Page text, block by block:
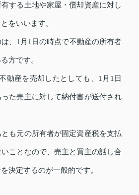
する土地や家屋・償却資産に対し
をいいます。
、1月1日の時点で不動産の所有者
方です。
動産を売却したとしても、1月1日
た売主に対して納付書が送付され
も元の所有者が固定資産税を支払
ことなので、売主と買主の話し合
決定するのが一般的です。